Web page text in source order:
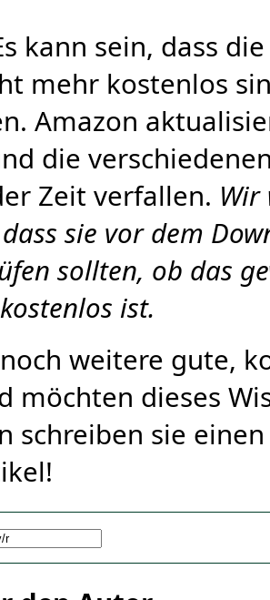
kann sein, dass
mehr kostenlos
Amazon
die
Zeit verfallen. Wir
sie vor dem
sollten, ob das
ist.
weitere gute,
möchten dieses
schreiben sie